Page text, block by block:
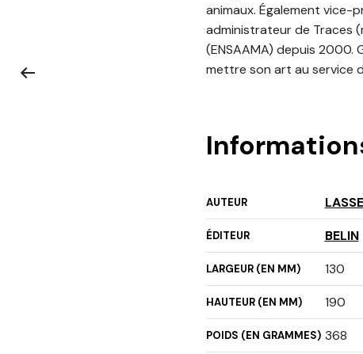
animaux. Également vice-
administrateur de Traces
(ENSAAMA) depuis 2000.
mettre son art au service
AUTEUR
ÉDITEUR BELIN
LARGEUR (EN MM) 130
HAUTEUR (EN MM) 190
POIDS (EN GRAMMES) 368